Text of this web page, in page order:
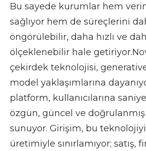
Bu sayede kurumlar hem
sağlıyor hem de süreçlerini
öngörülebilir, daha hızlı ve
ölçeklenebilir hale
çekirdek teknolojisi,
model yaklaşımlarına
platform, kullanıcılarına
özgün, güncel ve
sunuyor. Girişim, bu
üretimiyle sınırlamıyor; satış,